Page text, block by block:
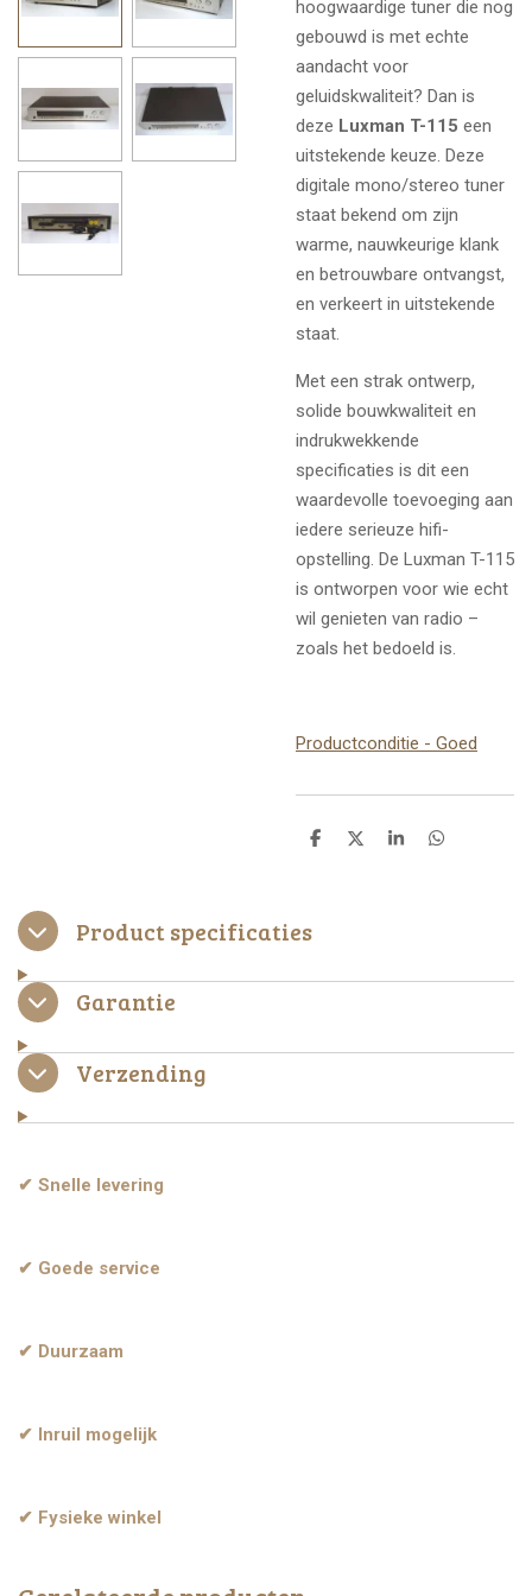
hoogwaardige tuner die nog
gebouwd is met echte
aandacht voor
geluidskwaliteit? Dan is
deze Luxman T-115 een
uitstekende keuze. Deze
digitale mono/stereo tuner
staat bekend om zijn
warme, nauwkeurige klank
en betrouwbare ontvangst,
en verkeert in uitstekende
staat.
Met een strak ontwerp,
solide bouwkwaliteit en
indrukwekkende
specificaties is dit een
waardevolle toevoeging aan
iedere serieuze hifi-
opstelling. De Luxman T-115
is ontworpen voor wie echt
wil genieten van radio –
zoals het bedoeld is.
Productconditie - Goed
D
D
S
D
Product specificaties
Garantie
Verzending
✔ Snelle levering
✔ Goede service
✔ Duurzaam
✔ Inruil mogelijk
✔ Fysieke winkel